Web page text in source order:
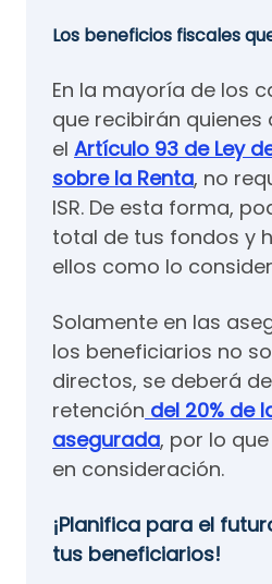
Los beneficios fiscales
En la mayoría de los
que recibirán quienes
el Artículo 93 de Ley
sobre la Renta, no
ISR. De esta forma,
total de tus fondos y
ellos como lo
Solamente en las
los beneficiarios no
directos, se deberá
retención del 20% de
asegurada, por lo
en consideración.
¡Planifica para el
tus beneficiarios!